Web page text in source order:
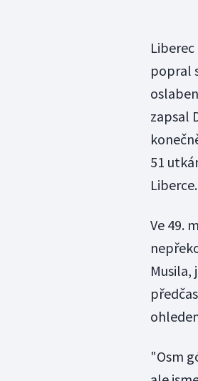
popral
zapsal
51
Liberce.
Ve 49.
Musila,
"Osm